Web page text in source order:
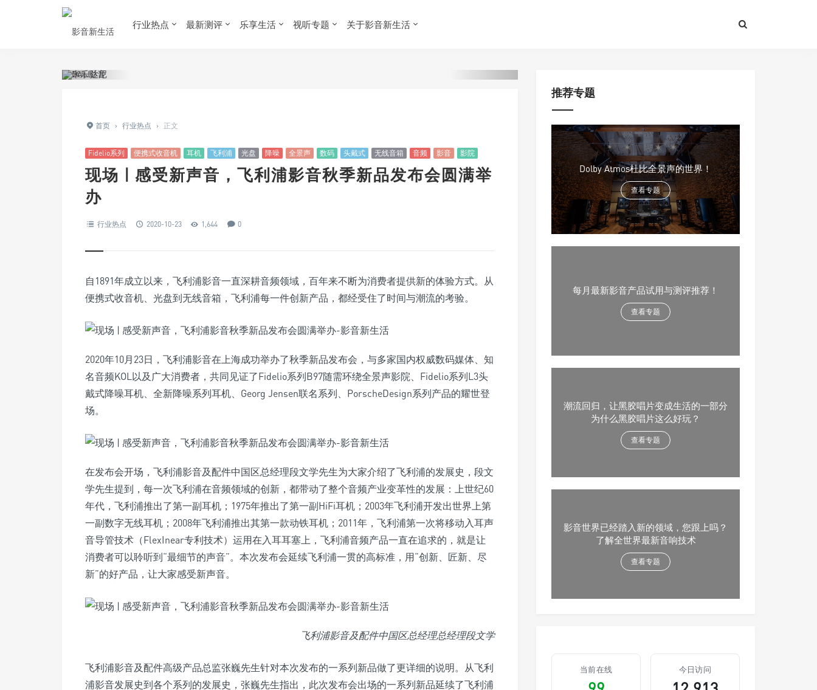
行业热点 最新测评 乐享生活 视听专题 关于影音新生活
首页 › 行业热点 › 正文
Fidelio系列 便携式收音机 耳机 飞利浦 光盘 降噪 全景声 数码 头戴式 无线音箱 音频 影音 影院
现场 | 感受新声音，飞利浦影音秋季新品发布会圆满举
办
行业热点 2020-10-23 1,644 0
自1891年成立以来，飞利浦影音一直深耕音频领域，百年来不断为消费者提供新的体验方式。从
便携式收音机、光盘到无线音箱，飞利浦每一件创新产品，都经受住了时间与潮流的考验。
2020年10月23日，飞利浦影音在上海成功举办了秋季新品发布会，与多家国内权威数码媒体、知
名音频KOL以及广大消费者，共同见证了Fidelio系列B97随需环绕全景声影院、Fidelio系列L3头
戴式降噪耳机、全新降噪系列耳机、Georg Jensen联名系列、PorscheDesign系列产品的耀世登
场。
在发布会开场，飞利浦影音及配件中国区总经理段文学先生为大家介绍了飞利浦的发展史，段文
学先生提到，每一次飞利浦在音频领域的创新，都带动了整个音频产业变革性的发展：上世纪60
年代，飞利浦推出了第一副耳机；1975年推出了第一副HiFi耳机；2003年飞利浦开发出世界上第
一副数字无线耳机；2008年飞利浦推出其第一款动铁耳机；2011年，飞利浦第一次将移动入耳声
音导管技术（FlexInear专利技术）运用在入耳耳塞上，飞利浦音频产品一直在追求的，就是让
消费者可以聆听到“最细节的声音”。本次发布会延续飞利浦一贯的高标准，用“创新、匠新、尽
新”的好产品，让大家感受新声音。
飞利浦影音及配件中国区总经理总经理段文学
飞利浦影音及配件高级产品总监张巍先生针对本次发布的一系列新品做了更详细的说明。从飞利
浦影音发展史到各个系列的发展史，张巍先生指出，此次发布会出场的一系列新品延续了飞利浦
推荐专题
Dolby Atmos杜比全景声的世界！
查看专题
每月最新影音产品试用与测评推荐！
查看专题
潮流回归，让黑胶唱片变成生活的一部分
为什么黑胶唱片这么好玩？
查看专题
影音世界已经踏入新的领域，您跟上吗？
了解全世界最新音响技术
查看专题
当前在线 今日访问